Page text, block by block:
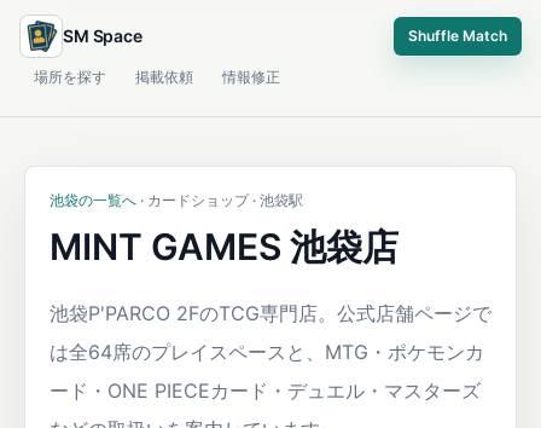
SM Space Shuffle Match
場所を探す 掲載依頼 情報修正
池袋の一覧へ · カードショップ · 池袋駅
MINT GAMES 池袋店
池袋P'PARCO 2FのTCG専門店。公式店舗ページで
は全64席のプレイスペースと、MTG・ポケモンカ
ード・ONE PIECEカード・デュエル・マスターズ